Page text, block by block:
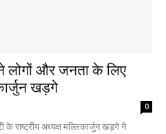
लोगों और जनता के लिए
खड़गे
0
राष्ट्रीय अध्यक्ष मल्लिकार्जुन खड़गे ने